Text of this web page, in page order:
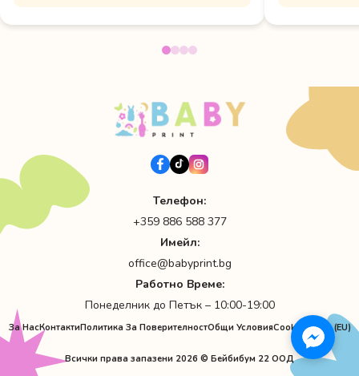
Телефон:
+359 886 588 377
Имейл:
office@babyprint.bg
Работно Време:
Понеделник до Петък – 10:00-19:00
За НасКонтактиПолитика За ПоверителностОбщи УсловияCookie Policy (EU)
Всички права запазени 2026 © Бейбибум 22 ООД